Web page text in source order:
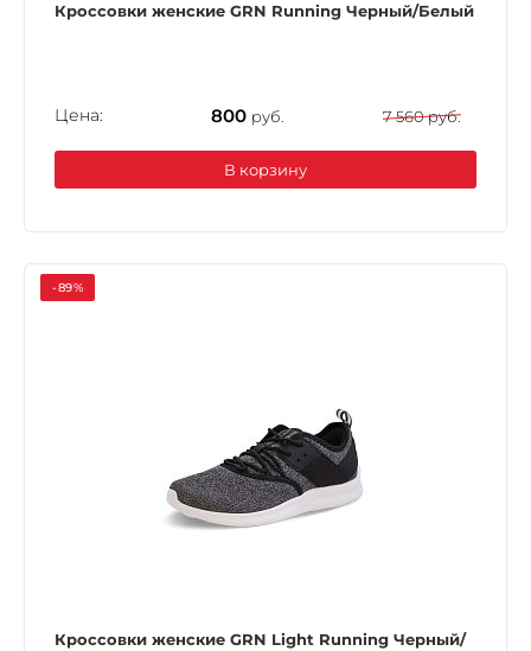
Кроссовки женские GRN Running Черный/Белый
Цена: 800 руб. 7 560 руб.
В корзину
-89%
Кроссовки женские GRN Light Running Черный/